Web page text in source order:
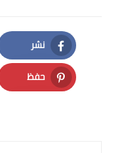
نشر
Facebook
حفظ
Pinterest